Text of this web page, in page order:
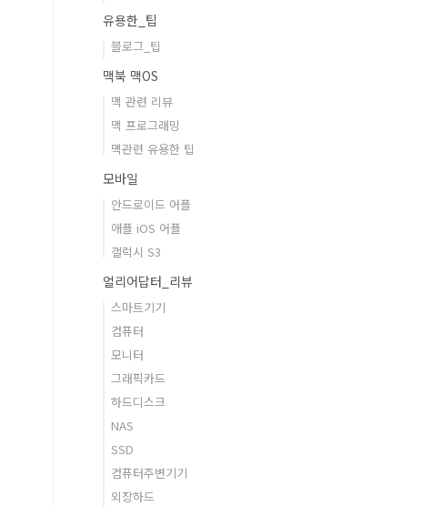
유용한_팁
블로그_팁
맥북 맥OS
맥 관련 리뷰
맥 프로그래밍
맥관련 유용한 팁
모바일
안드로이드 어플
애플 iOS 어플
갤럭시 S3
얼리어답터_리뷰
스마트기기
컴퓨터
모니터
그래픽카드
하드디스크
NAS
SSD
컴퓨터주변기기
외장하드